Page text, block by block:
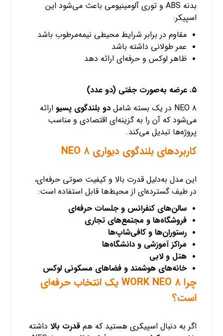
بدنه ABS و توری آلومینیومی باعث می‌شود این
اسپیکر:
مقاوم در برابر شرایط محیطی نیمه‌مرطوب باشد
عمر طولانی داشته باشد
ظاهر لوکس و حرفه‌ای ارائه دهد
۵. عرضه به‌صورت جفتی (دو عدد)
NEO ۸ در یک بسته شامل
دو بلندگوی پسیو ارائه
می‌شود که آن را به گزینه‌ای اقتصادی و مناسب
پروژه‌ها تبدیل می‌کند.
کاربردهای بلندگوی دیواری NEO ۸
این مدل به‌دلیل قدرت بالا و کیفیت صوتی حرفه‌ای،
در طیف گسترده‌ای از محیط‌ها قابل استفاده است:
سالن‌های کنفرانس و جلسات حرفه‌ای
فروشگاه‌ها و مجتمع‌های تجاری
رستوران‌ها و کافی‌شاپ‌ها
مراکز آموزشی و دانشگاه‌ها
هتل و لابی
خانه‌های هوشمند و فضاهای مسکونی لوکس
چرا WORK NEO ۸ یک انتخاب حرفه‌ای
است؟
اگر به دنبال اسپیکری هستید که همقدرت بالا داشته